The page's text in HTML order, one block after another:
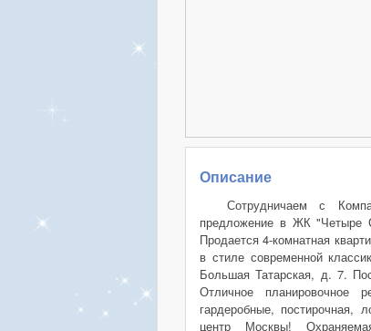
Описание
Сотрудничаем с
предложение в ЖК "Четыре
Продается 4-комнатная
в стиле современной
Большая Татарская, д. 7.
Отличное планировочное
гардеробные, постирочная,
центр Москвы!